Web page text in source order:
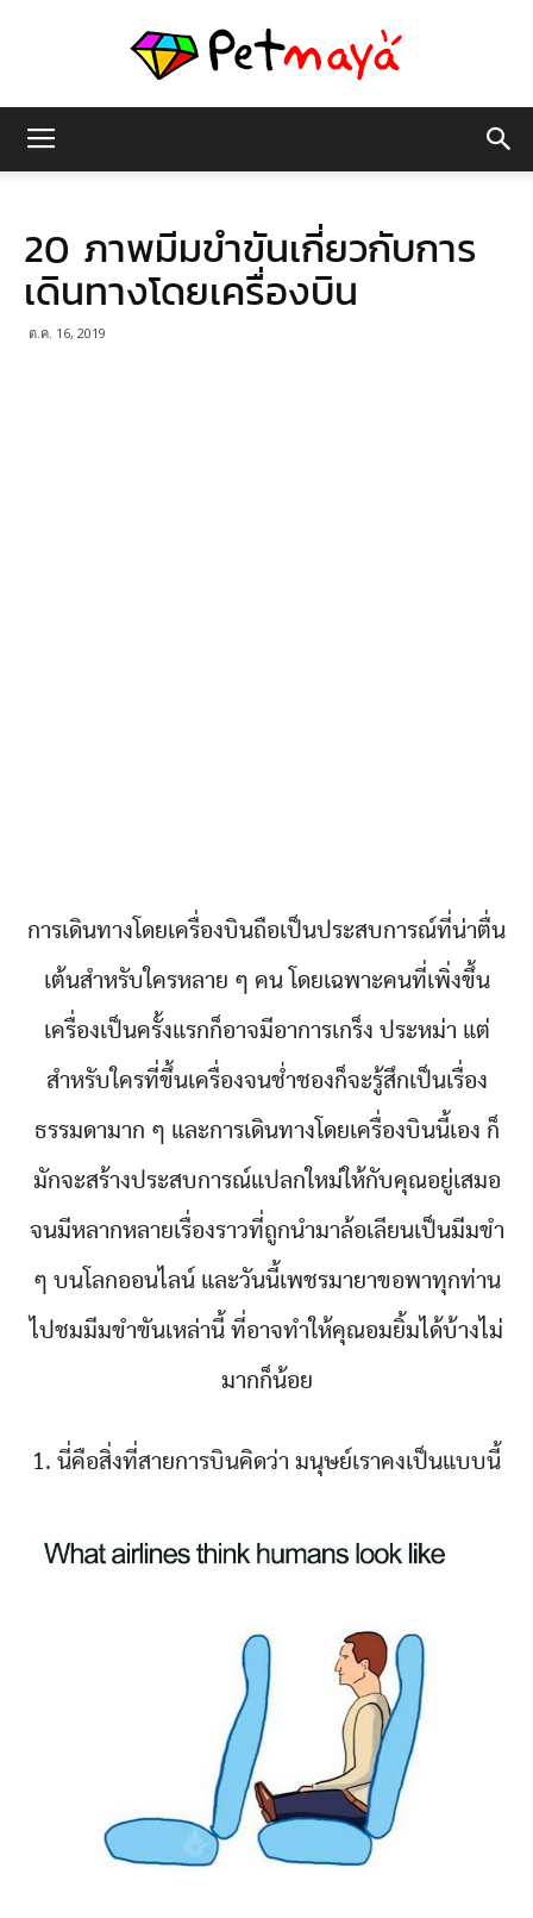
มายา
20 ภาพมีมขำขันเกี่ยวกับการ
เดินทางโดยเครื่องบิน
ต.ค. 16, 2019
การเดินทางโดยเครื่องบินถือเป็นประสบการณ์ที่น่าตื่น
เต้นสำหรับใครหลาย ๆ คน โดยเฉพาะคนที่เพิ่งขึ้น
เครื่องเป็นครั้งแรกก็อาจมีอาการเกร็ง ประหม่า แต่
สำหรับใครที่ขึ้นเครื่องจนช่ำชองก็จะรู้สึกเป็นเรื่อง
ธรรมดามาก ๆ และการเดินทางโดยเครื่องบินนี้เอง ก็
มักจะสร้างประสบการณ์แปลกใหม่ให้กับคุณอยู่เสมอ
จนมีหลากหลายเรื่องราวที่ถูกนำมาล้อเลียนเป็นมีมขำ
ๆ บนโลกออนไลน์ และวันนี้เพชรมายาขอพาทุกท่าน
ไปชมมีมขำขันเหล่านี้ ที่อาจทำให้คุณอมยิ้มได้บ้างไม่
มากก็น้อย
1. นี่คือสิ่งที่สายการบินคิดว่า มนุษย์เราคงเป็นแบบนี้